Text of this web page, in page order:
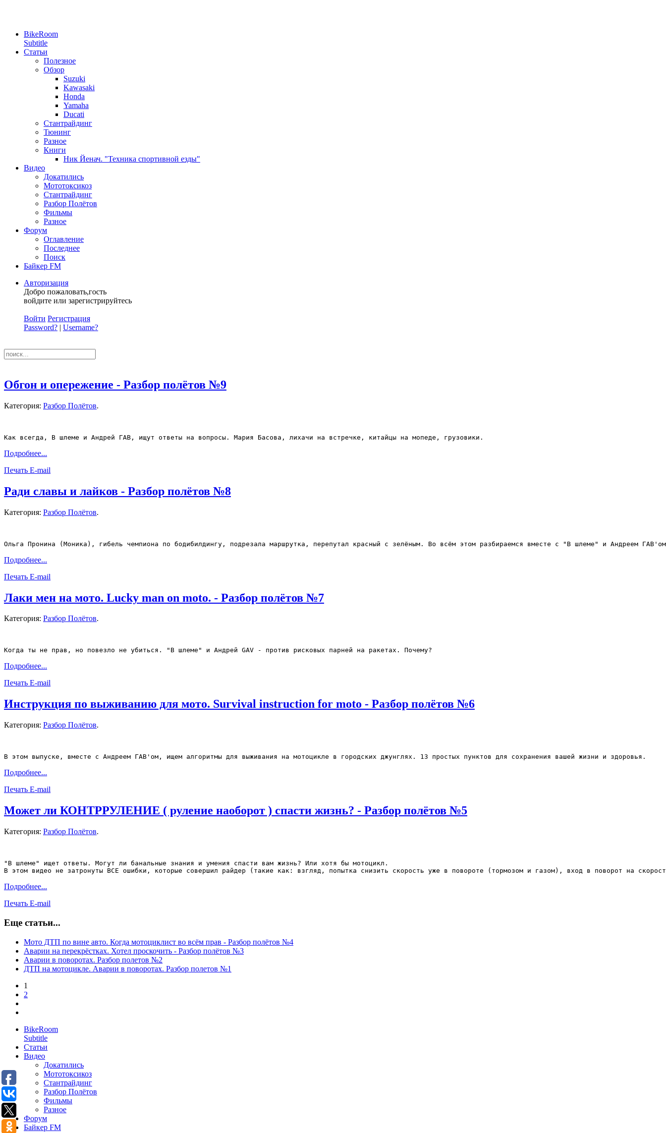
BikeRoom
Subtitle
Статьи
Полезное
Обзор
Suzuki
Kawasaki
Honda
Yamaha
Ducati
Стантрайдинг
Тюнинг
Разное
Книги
Ник Йенач. "Техника спортивной езды"
Видео
Докатились
Мототоксикоз
Стантрайдинг
Разбор Полётов
Фильмы
Разное
Форум
Оглавление
Последнее
Поиск
Байкер FM
Авторизация
Добро пожаловать,гость
войдите или зарегистрируйтесь
Войти Регистрация
Password? | Username?
Обгон и опережение - Разбор полётов №9
Категория: Разбор Полётов.
Как всегда, В шлеме и Андрей ГАВ, ищут ответы на вопросы. Мария Басова, лихачи на встречке, китайцы на мопеде, грузовики.
Подробнее...
Печать E-mail
Ради славы и лайков - Разбор полётов №8
Категория: Разбор Полётов.
Ольга Пронина (Моника), гибель чемпиона по бодибилдингу, подрезала маршрутка, перепутал красный с зелёным. Во всём этом разбираемся вместе с "В шлеме" и Андреем
Подробнее...
Печать E-mail
Лаки мен на мото. Lucky man on moto. - Разбор полётов №7
Категория: Разбор Полётов.
Когда ты не прав, но повезло не убиться. "В шлеме" и Андрей GAV - против рисковых парней на ракетах. Почему?
Подробнее...
Печать E-mail
Инструкция по выживанию для мото. Survival instruction for moto - Разбор полётов №6
Категория: Разбор Полётов.
В этом выпуске, вместе с Андреем ГАВ'ом, ищем алгоритмы для выживания на мотоцикле в городских джунглях. 13 простых пунктов для сохранения вашей жизни и здоровья.
Подробнее...
Печать E-mail
Может ли КОНТРРУЛЕНИЕ ( руление наоборот ) спасти жизнь? - Разбор полётов №5
Категория: Разбор Полётов.
"В шлеме" ищет ответы. Могут ли банальные знания и умения спасти вам жизнь? Или хотя бы мотоцикл.
В этом видео не затронуты ВСЕ ошибки, которые совершил райдер (такие как: взгляд, попытка снизить скорость уже в повороте (тормозом и газом), вход в поворот на
Подробнее...
Печать E-mail
Еще статьи...
Мото ДТП по вине авто. Когда мотоциклист во всём прав - Разбор полётов №4
Аварии на перекрёстках. Хотел проскочить - Разбор полётов №3
Аварии в поворотах. Разбор полетов №2
ДТП на мотоцикле. Аварии в поворотах. Разбор полетов №1
1
2
BikeRoom
Subtitle
Статьи
Видео
Докатились
Мототоксикоз
Стантрайдинг
Разбор Полётов
Фильмы
Разное
Форум
Байкер FM